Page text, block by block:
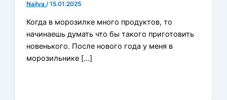
Najlya/15.01.2025
Когда в морозилке много продуктов, то
начинаешь думать что бы такого приготовить
новенького. После нового года у меня в
морозильнике […]